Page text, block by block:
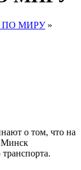
МИРУ»
Минск